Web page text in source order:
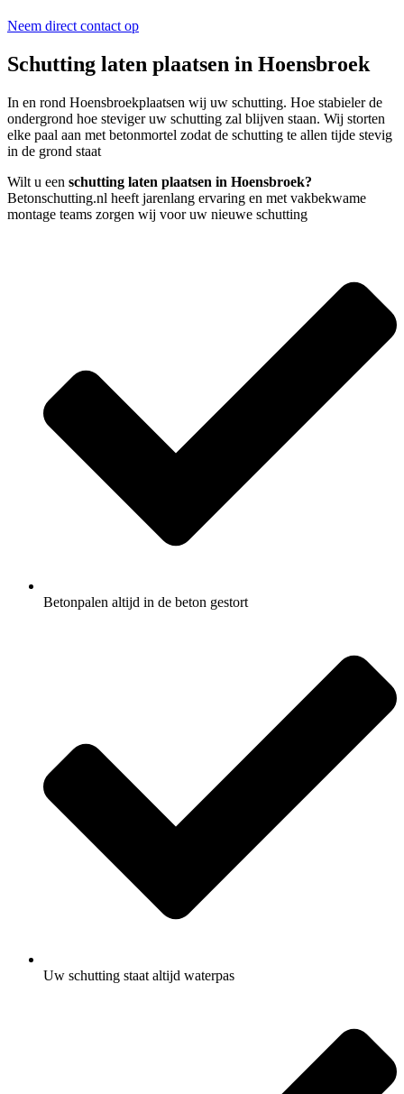
Neem direct contact op
Schutting laten plaatsen in Hoensbroek
In en rond Hoensbroekplaatsen wij uw schutting. Hoe stabieler de
ondergrond hoe steviger uw schutting zal blijven staan. Wij storten
elke paal aan met betonmortel zodat de schutting te allen tijde stevig
in de grond staat
Wilt u een schutting laten plaatsen in Hoensbroek?
Betonschutting.nl heeft jarenlang ervaring en met vakbekwame
montage teams zorgen wij voor uw nieuwe schutting
Betonpalen altijd in de beton gestort
Uw schutting staat altijd waterpas